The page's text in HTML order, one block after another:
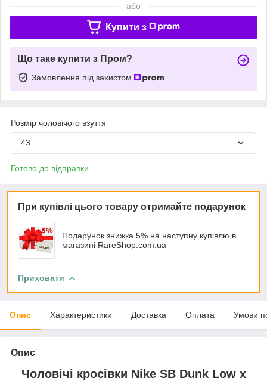
або
Купити з
Що таке купити з Пром?
Замовлення під захистом
Розмір чоловічого взуття
43
Готово до відправки
При купівлі цього товару отримайте подарунок
Подарунок знижка 5% на наступну купівлю в
магазині RareShop.com.ua
Приховати
Опис Характеристики Доставка Оплата Умови
Опис
Чоловічі кросівки Nike SB Dunk Low x